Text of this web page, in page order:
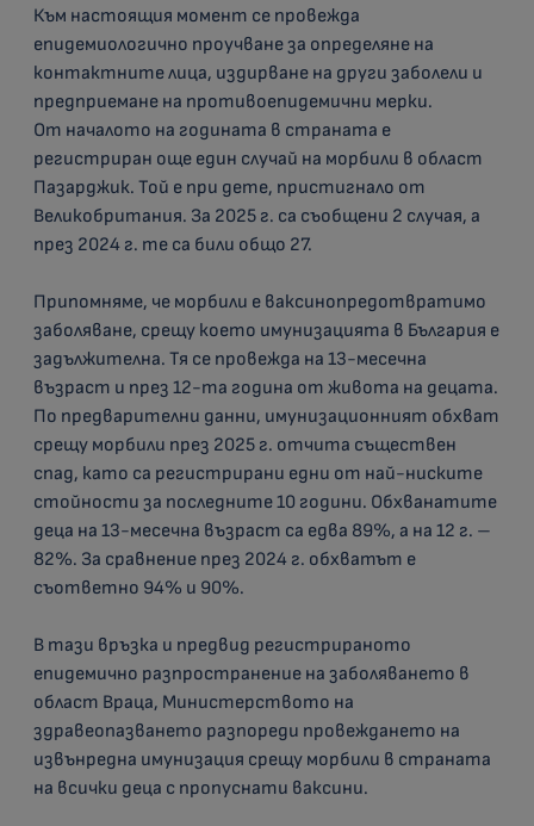
Към настоящия момент се провежда
епидемиологично проучване за определяне на
контактните лица, издирване на други заболели и
предприемане на противоепидемични мерки.
От началото на годината в страната е
регистриран още един случай на морбили в област
Пазарджик. Той е при дете, пристигнало от
Великобритания. За 2025 г. са съобщени 2 случая, а
през 2024 г. те са били общо 27.
Припомняме, че морбили е ваксинопредотвратимо
заболяване, срещу което имунизацията в България е
задължителна. Тя се провежда на 13-месечна
възраст и през 12-та година от живота на децата.
По предварителни данни, имунизационният обхват
срещу морбили през 2025 г. отчита съществен
спад, като са регистрирани едни от най-ниските
стойности за последните 10 години. Обхванатите
деца на 13-месечна възраст са едва 89%, а на 12 г. –
82%. За сравнение през 2024 г. обхватът е
съответно 94% и 90%.
В тази връзка и предвид регистрираното
епидемично разпространение на заболяването в
област Враца, Министерството на
здравеопазването разпореди провеждането на
извънредна имунизация срещу морбили в страната
на всички деца с пропуснати ваксини.